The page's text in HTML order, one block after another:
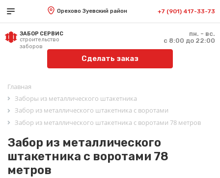
Орехово Зуевский район +7 (901) 417-33-73
ЗАБОР СЕРВИС
строительство
заборов
пн. - вс.
с 8:00 до 22:00
Сделать заказ
Главная
Заборы из металлического штакетника
Забор из металлического штакетника с воротами
Забор из металлического штакетника с воротами 78 метров
Забор из металлического
штакетника с воротами 78
метров